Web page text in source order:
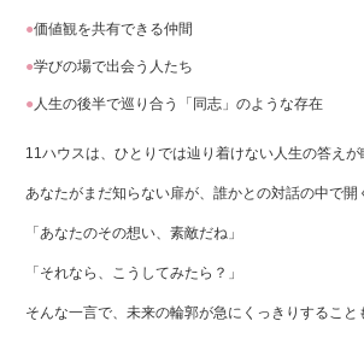
価値観を共有できる仲間
学びの場で出会う人たち
人生の後半で巡り合う「同志」のような存在
11ハウスは、ひとりでは辿り着けない人生の答えが
あなたがまだ知らない扉が、誰かとの対話の中で開
「あなたのその想い、素敵だね」
「それなら、こうしてみたら？」
そんな一言で、未来の輪郭が急にくっきりすること